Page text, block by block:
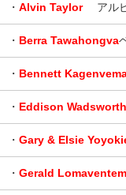
・ Alvin Taylor アル
・ Berra Tawahongva
・ Bennett
・ Eddison Wadsworth
・ Gary & Elsie
・ Gerald